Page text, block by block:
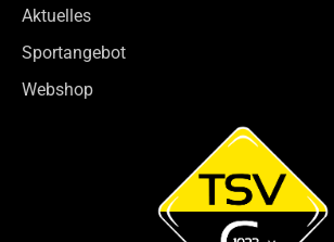
Aktuelles
Sportangebot
Webshop